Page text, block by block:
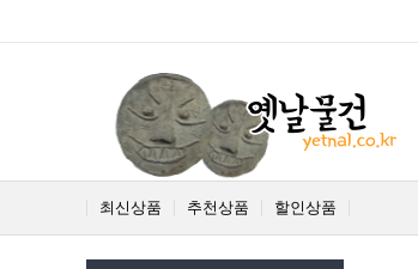
최신상품 추천상품 할인상품